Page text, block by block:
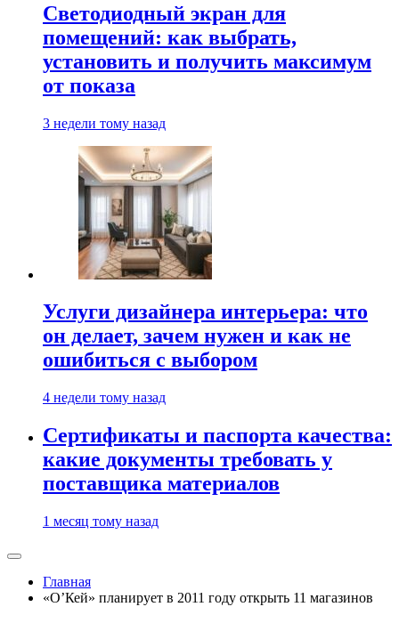
Светодиодный экран для
помещений: как выбрать,
установить и получить максимум
от показа
3 недели тому назад
Услуги дизайнера интерьера: что
он делает, зачем нужен и как не
ошибиться с выбором
4 недели тому назад
Сертификаты и паспорта качества:
какие документы требовать у
поставщика материалов
1 месяц тому назад
Главная
«O’Кей» планирует в 2011 году открыть 11 магазинов